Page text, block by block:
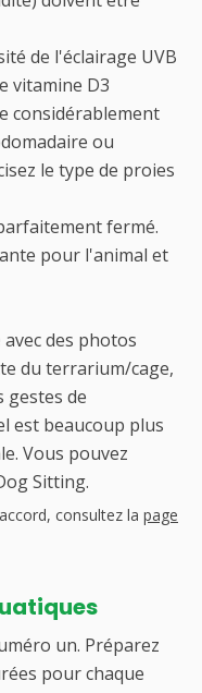
de l'éclairage UVB
vitamine D3
considérablement
ou
le type de proies
fermé.
pour l'animal et
avec des photos
du terrarium/cage,
gestes de
est beaucoup plus
Vous pouvez
Sitting.
consultez la page
un. Préparez
pour chaque